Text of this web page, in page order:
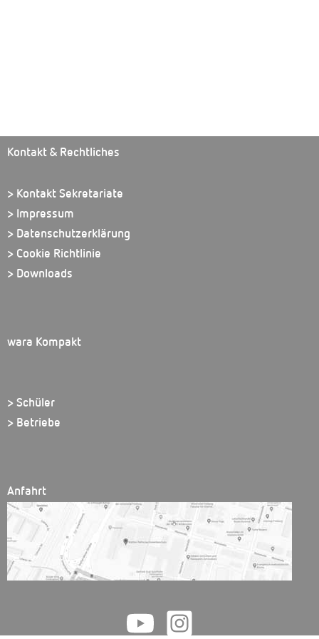
Kontakt & Rechtliches
> Kontakt Sekretariate
> Impressum
> Datenschutzerklärung
> Cookie Richtlinie
> Downloads
wara Kompakt
> Schüler
> Betriebe
Anfahrt